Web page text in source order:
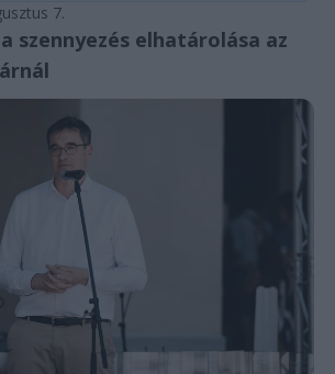
7.
szennyezés elhatárolása az